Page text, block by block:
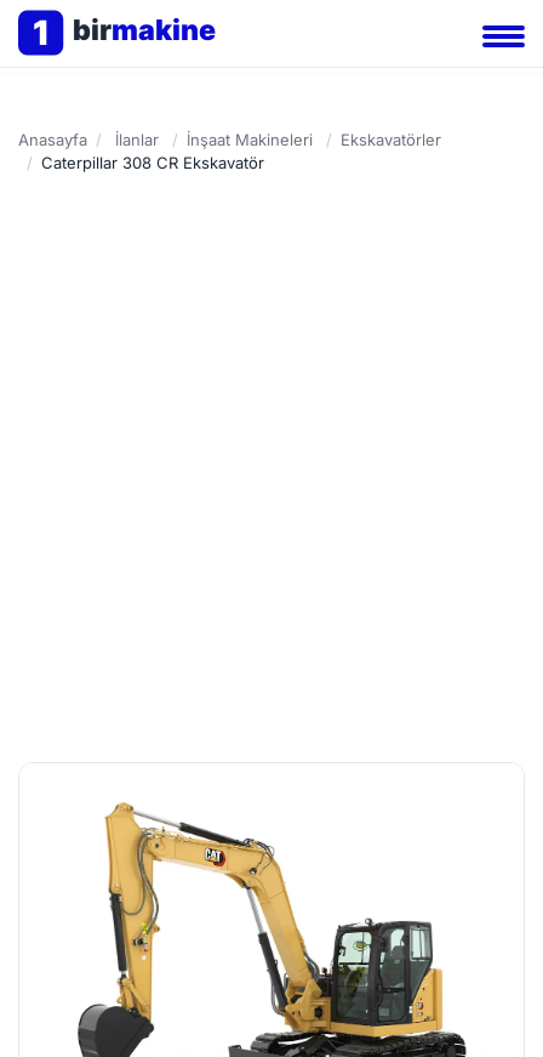
1 birmakine
Anasayfa / İlanlar / İnşaat Makineleri / Ekskavatörler
/ Caterpillar 308 CR Ekskavatör